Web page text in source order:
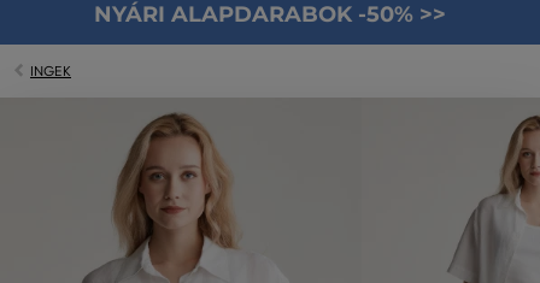
NYÁRI ALAPDARABOK -50% >>
INGEK